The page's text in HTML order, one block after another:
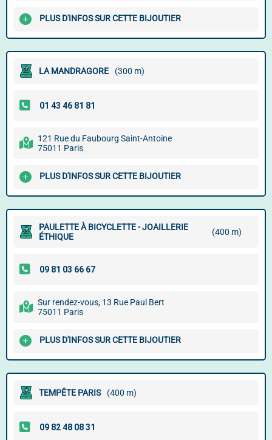
PLUS D'INFOS SUR CETTE BIJOUTIER
LA MANDRAGORE (300 m)
121 Rue du Faubourg Saint-Antoine
75011 Paris
PLUS D'INFOS SUR CETTE BIJOUTIER
PAULETTE À BICYCLETTE - JOAILLERIE
ÉTHIQUE
(400 m)
Sur rendez-vous, 13 Rue Paul Bert
75011 Paris
PLUS D'INFOS SUR CETTE BIJOUTIER
TEMPÊTE PARIS (400 m)